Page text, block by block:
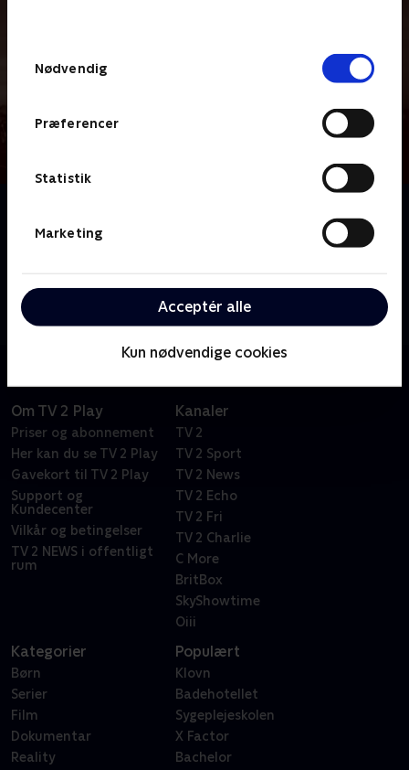
Nødvendig
Præferencer
Statistik
Marketing
Acceptér alle
Kun nødvendige cookies
Et stærkt felt er klar, når Catalonien Rundt bliver
rytterne syv hårde etaper med masser af
højdemeter, inden målstregen nås i Barcelona
Om TV 2 Play
Priser og abonnement
Her kan du se TV 2 Play
Gavekort til TV 2 Play
Support og
Kundecenter
Vilkår og betingelser
TV 2 NEWS i offentligt
rum
Kanaler
TV 2
TV 2 Sport
TV 2 News
TV 2 Echo
TV 2 Fri
TV 2 Charlie
C More
BritBox
SkyShowtime
Oiii
Kategorier
Børn
Serier
Film
Dokumentar
Reality
Populært
Klovn
Badehotellet
Sygeplejeskolen
X Factor
Bachelor